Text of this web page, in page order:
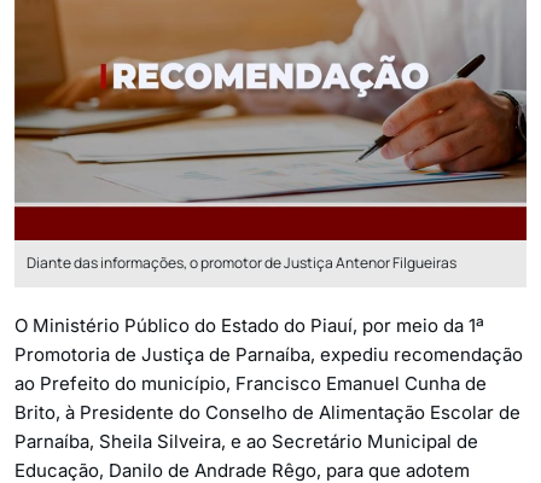
Diante das informações, o promotor de Justiça Antenor Filgueiras
O Ministério Público do Estado do Piauí, por meio da 1ª
Promotoria de Justiça de Parnaíba, expediu recomendação
ao Prefeito do município, Francisco Emanuel Cunha de
Brito, à Presidente do Conselho de Alimentação Escolar de
Parnaíba, Sheila Silveira, e ao Secretário Municipal de
Educação, Danilo de Andrade Rêgo, para que adotem